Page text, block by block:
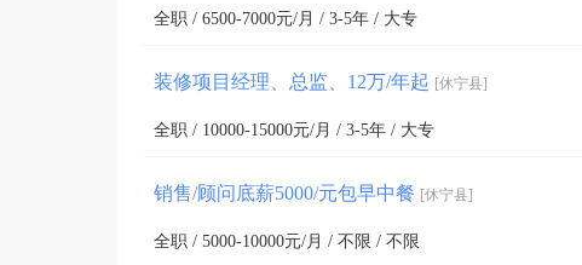
全职 / 6500-7000元/月 / 3-5年 / 大专
装修项目经理、总监、12万/年起 [休宁县]
全职 / 10000-15000元/月 / 3-5年 / 大专
销售/顾问底薪5000/元包早中餐 [休宁县]
全职 / 5000-10000元/月 / 不限 / 不限